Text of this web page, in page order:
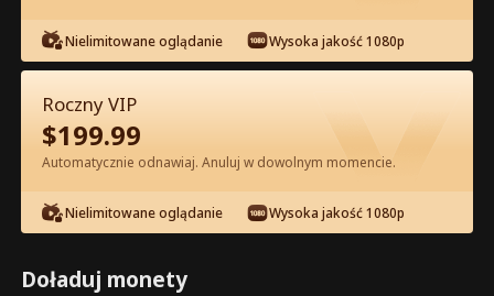
Odcinek 66 - Podwójne Życie
Miliarderki Pełna Wersja Filmu
0-49 50-70 Wszystkie Odcinki
66 67 68 69
Nielimitowane oglądanie Wysoka jakość 1080p
Roczny VIP
$199.99
Automatycznie odnawiaj. Anuluj w dowolnym momencie.
Nielimitowane oglądanie Wysoka jakość 1080p
Doładuj monety